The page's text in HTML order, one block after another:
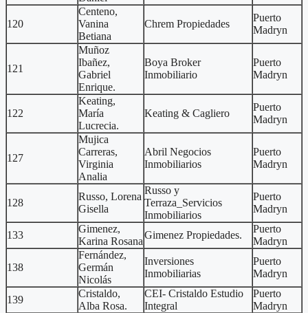
120
Centeno,
Vanina
Betiana
Chrem Propiedades
Puerto
Madryn
121
Muñoz
Ibañez,
Gabriel
Enrique.
Boya Broker
Inmobiliario
Puerto
Madryn
122
Keating,
María
Lucrecia.
Keating & Cagliero
Puerto
Madryn
127
Mujica
Carreras,
Virginia
Analia
Abril Negocios
Inmobiliarios
Puerto
Madryn
128
Russo, Lorena
Gisella
Russo y
Terraza_Servicios
Inmobiliarios
Puerto
Madryn
133
Gimenez,
Karina Rosana
Gimenez Propiedades.
Puerto
Madryn
138
Fernández,
Germán
Nicolás
Inversiones
Inmobiliarias
Puerto
Madryn
139
Cristaldo,
Alba Rosa.
CEI- Cristaldo Estudio
Integral
Puerto
Madryn